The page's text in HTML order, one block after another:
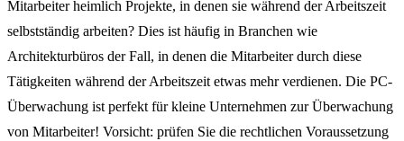
Mitarbeiter heimlich Projekte, in denen sie während der Arbeitszeit
selbstständig arbeiten? Dies ist häufig in Branchen wie
Architekturbüros der Fall, in denen die Mitarbeiter durch diese
Tätigkeiten während der Arbeitszeit etwas mehr verdienen. Die PC-
Überwachung ist perfekt für kleine Unternehmen zur Überwachung
von Mitarbeiter! Vorsicht: prüfen Sie die rechtlichen Voraussetzung